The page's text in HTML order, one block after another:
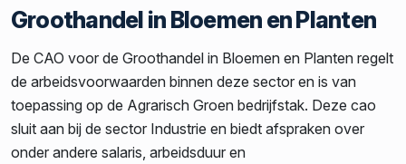
Groothandel in Bloemen en Planten
De CAO voor de Groothandel in Bloemen en Planten regelt
de arbeidsvoorwaarden binnen deze sector en is van
toepassing op de Agrarisch Groen bedrijfstak. Deze cao
sluit aan bij de sector Industrie en biedt afspraken over
onder andere salaris, arbeidsduur en